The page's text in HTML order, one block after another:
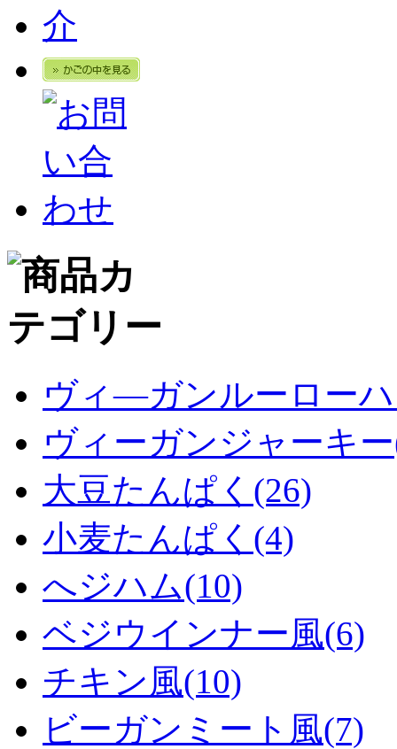
ヴィ―ガンルーロー
ヴィーガンジャーキ
大豆たんぱく(26)
小麦たんぱく(4)
へジハム(10)
ベジウインナー風(6)
チキン風(10)
ビーガンミート風(7)